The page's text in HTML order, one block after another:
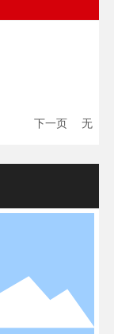
无
下一页